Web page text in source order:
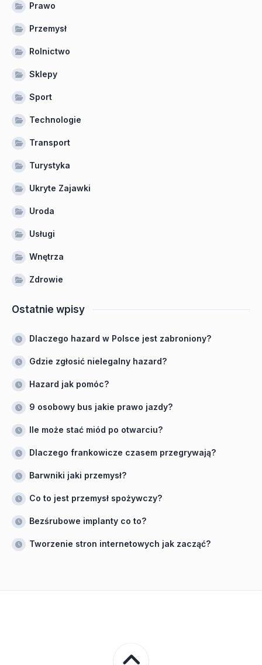
Prawo
Przemysł
Rolnictwo
Sklepy
Sport
Technologie
Transport
Turystyka
Ukryte Zajawki
Uroda
Usługi
Wnętrza
Zdrowie
Ostatnie wpisy
Dlaczego hazard w Polsce jest zabroniony?
Gdzie zgłosić nielegalny hazard?
Hazard jak pomóc?
9 osobowy bus jakie prawo jazdy?
Ile może stać miód po otwarciu?
Dlaczego frankowicze czasem przegrywają?
Barwniki jaki przemysł?
Co to jest przemysł spożywczy?
Bezśrubowe implanty co to?
Tworzenie stron internetowych jak zacząć?